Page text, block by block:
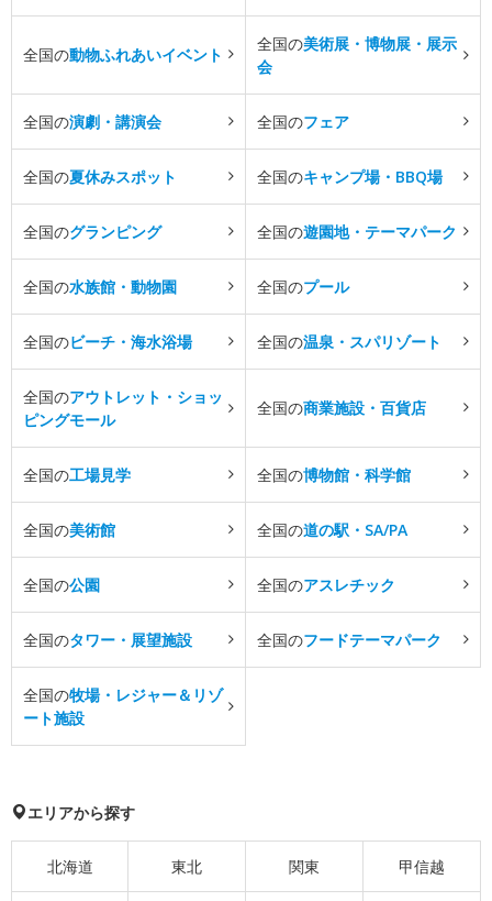
全国の動物ふれあいイベント
全国の美術展・博物展・展示
会
全国の演劇・講演会 全国のフェア
全国の夏休みスポット 全国のキャンプ場・BBQ場
全国のグランピング 全国の遊園地・テーマパーク
全国の水族館・動物園 全国のプール
全国のビーチ・海水浴場 全国の温泉・スパリゾート
全国のアウトレット・ショッ
ピングモール
全国の商業施設・百貨店
全国の工場見学 全国の博物館・科学館
全国の美術館 全国の道の駅・SA/PA
全国の公園 全国のアスレチック
全国のタワー・展望施設 全国のフードテーマパーク
全国の牧場・レジャー＆リゾ
ート施設
エリアから探す
北海道 東北 関東 甲信越